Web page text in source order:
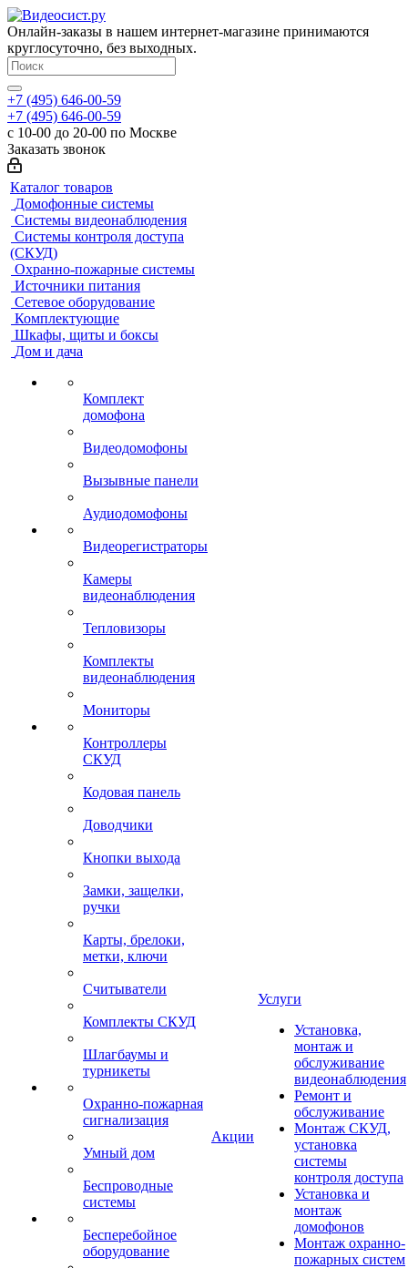
Онлайн-заказы в нашем интернет-магазине принимаются
круглосуточно, без выходных.
+7 (495) 646-00-59
+7 (495) 646-00-59
с 10-00 до 20-00 по Москве
Заказать звонок
Каталог товаров
Домофонные системы
Системы видеонаблюдения
Системы контроля доступа
(СКУД)
Охранно-пожарные системы
Источники питания
Сетевое оборудование
Комплектующие
Шкафы, щиты и боксы
Дом и дача
Комплект
домофона
Видеодомофоны
Вызывные панели
Аудиодомофоны
Видеорегистраторы
Камеры
видеонаблюдения
Тепловизоры
Комплекты
видеонаблюдения
Мониторы
Контроллеры
СКУД
Кодовая панель
Доводчики
Кнопки выхода
Замки, защелки,
ручки
Карты, брелоки,
метки, ключи
Считыватели
Комплекты СКУД
Шлагбаумы и
турникеты
Охранно-пожарная
сигнализация
Умный дом
Беспроводные
системы
Бесперебойное
оборудование
Акции
Услуги
Установка,
монтаж и
обслуживание
видеонаблюдения
Ремонт и
обслуживание
Монтаж СКУД,
установка
системы
контроля доступа
Установка и
монтаж
домофонов
Монтаж охранно-
пожарных систем